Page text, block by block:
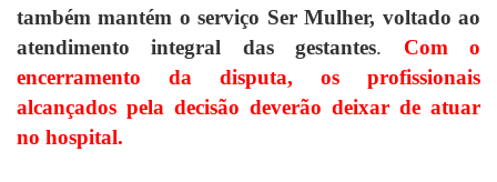
também mantém o serviço Ser Mulher, voltado ao
atendimento integral das gestantes. Com o
encerramento da disputa, os profissionais
alcançados pela decisão deverão deixar de atuar
no hospital.